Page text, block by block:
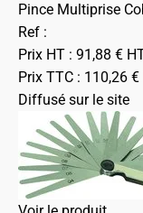
Pince Multiprise
Ref :
Prix HT : 91,88 €
Prix TTC : 110,26 €
Diffusé sur le site